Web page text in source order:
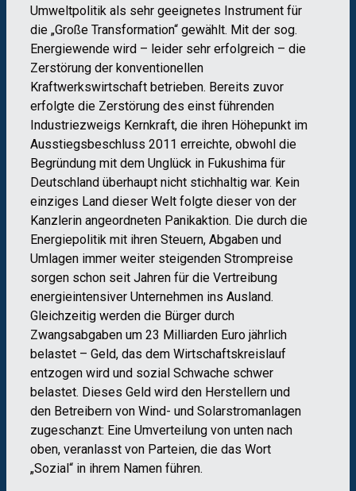
Umweltpolitik als sehr geeignetes Instrument für
die „Große Transformation“ gewählt. Mit der sog.
Energiewende wird – leider sehr erfolgreich – die
Zerstörung der konventionellen
Kraftwerkswirtschaft betrieben. Bereits zuvor
erfolgte die Zerstörung des einst führenden
Industriezweigs Kernkraft, die ihren Höhepunkt im
Ausstiegsbeschluss 2011 erreichte, obwohl die
Begründung mit dem Unglück in Fukushima für
Deutschland überhaupt nicht stichhaltig war. Kein
einziges Land dieser Welt folgte dieser von der
Kanzlerin angeordneten Panikaktion. Die durch die
Energiepolitik mit ihren Steuern, Abgaben und
Umlagen immer weiter steigenden Strompreise
sorgen schon seit Jahren für die Vertreibung
energieintensiver Unternehmen ins Ausland.
Gleichzeitig werden die Bürger durch
Zwangsabgaben um 23 Milliarden Euro jährlich
belastet – Geld, das dem Wirtschaftskreislauf
entzogen wird und sozial Schwache schwer
belastet. Dieses Geld wird den Herstellern und
den Betreibern von Wind- und Solarstromanlagen
zugeschanzt: Eine Umverteilung von unten nach
oben, veranlasst von Parteien, die das Wort
„Sozial“ in ihrem Namen führen.